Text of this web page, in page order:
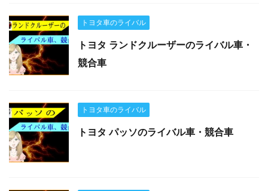
トヨタ車のライバル
トヨタ ランドクルーザーのライバル車・
競合車
トヨタ車のライバル
トヨタ パッソのライバル車・競合車